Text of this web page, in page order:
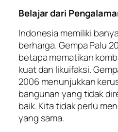
Belajar dari
Indonesia memiliki
berharga. Gempa Palu
betapa mematikan
kuat dan likuifaksi.
2006 menunjukkan
bangunan yang tidak
baik. Kita tidak perlu
yang sama.